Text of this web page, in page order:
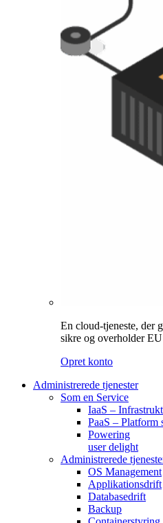
En cloud-tjeneste, der
sikre og overholder
Opret konto
Administrerede tjenester
Som en Service
IaaS –
PaaS – Platform
Powering
user delight
Administrerede
OS Management
Applikationsdrift
Databasedrift
Backup